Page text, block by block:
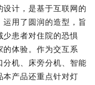
设计，是基于互联网的
用了圆润的造型，旨
少患者对住院的恐惧
的体验。作为交互系
分机、床旁分机、智能
本产品还重点针对灯